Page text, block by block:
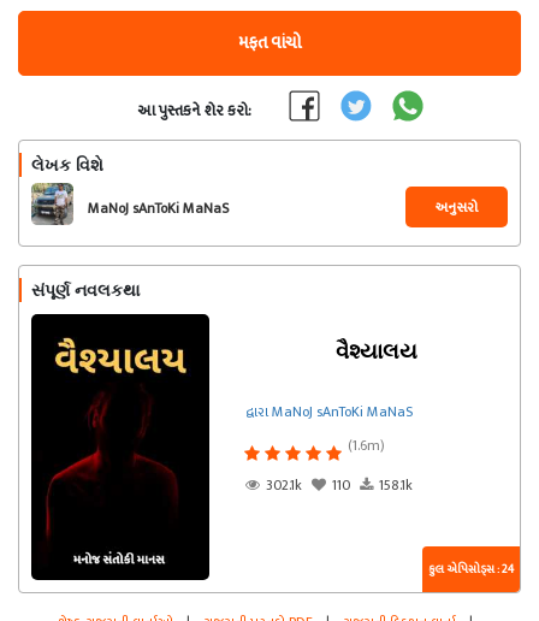
મફત વાંચો
આ પુસ્તકને શેર કરો:
લેખક વિશે
MaNoJ sAnToKi MaNaS અનુસરો
સંપૂર્ણ નવલકથા
વૈશ્યાલય
દ્વારા MaNoJ sAnToKi MaNaS
(1.6m)
302.1k
110 158.1k
કુલ એપિસોડ્સ : 24